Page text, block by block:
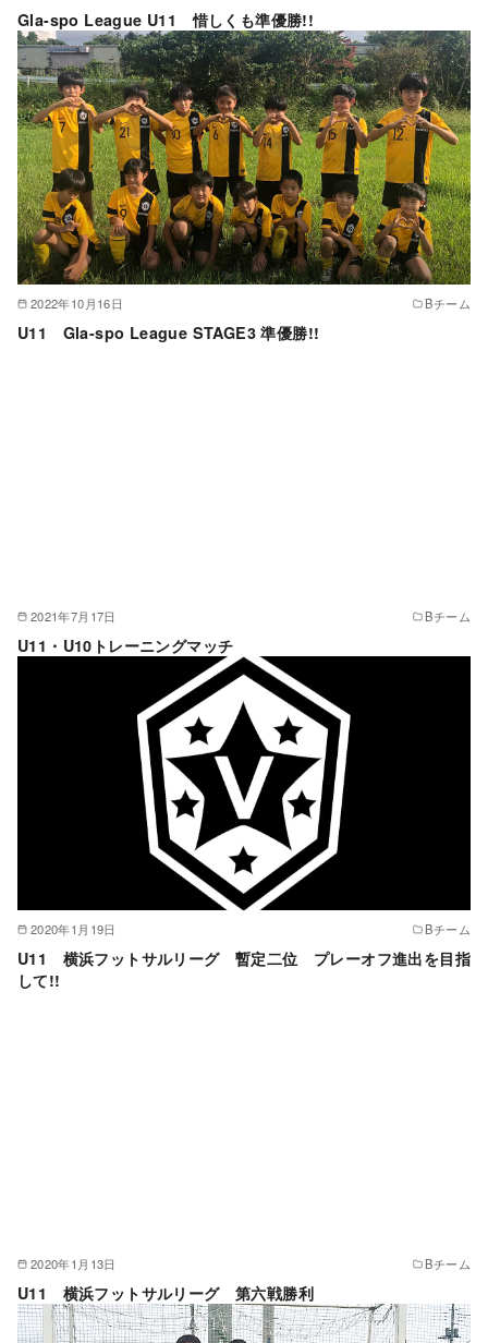
Gla-spo League U11 惜しくも準優勝!!
2022年10月16日 Bチーム
U11 Gla-spo League STAGE3 準優勝!!
2021年7月17日 Bチーム
U11・U10トレーニングマッチ
2020年1月19日 Bチーム
U11 横浜フットサルリーグ 暫定二位 プレーオフ進出を目指
して!!
2020年1月13日 Bチーム
U11 横浜フットサルリーグ 第六戦勝利